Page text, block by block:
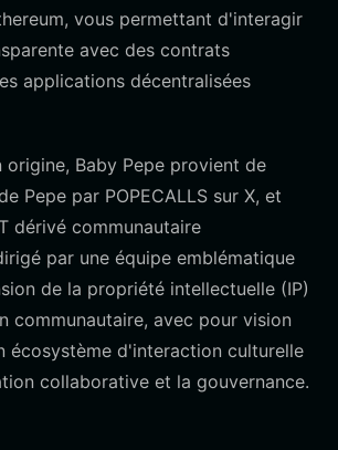
vous permettant d'interagir
avec des contrats
applications décentralisées
origine, Baby Pepe provient de
Pepe par POPECALLS sur X, et
dérivé communautaire
par une équipe emblématique
de la propriété intellectuelle (IP)
communautaire, avec pour vision
écosystème d'interaction culturelle
collaborative et la gouvernance.